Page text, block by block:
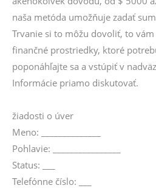
naša metóda umožňuje zadať
Trvanie si to môžu dovoliť, to
finančné prostriedky, ktoré
poponáhľajte sa a vstúpiť v
Informácie priamo diskutovať.
žiadosti o úver
Meno: ______________
Pohlavie: ________________
Status: ___
Telefónne číslo: ___